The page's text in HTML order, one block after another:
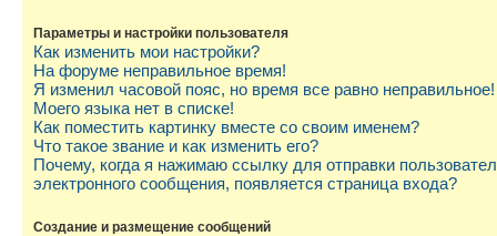
Параметры и настройки пользователя
Как изменить мои настройки?
На форуме неправильное время!
Я изменил часовой пояс, но время все равно неправильное!
Моего языка нет в списке!
Как поместить картинку вместе со своим именем?
Что такое звание и как изменить его?
Почему, когда я нажимаю ссылку для отправки
электронного сообщения, появляется страница входа?
Создание и размещение сообщений